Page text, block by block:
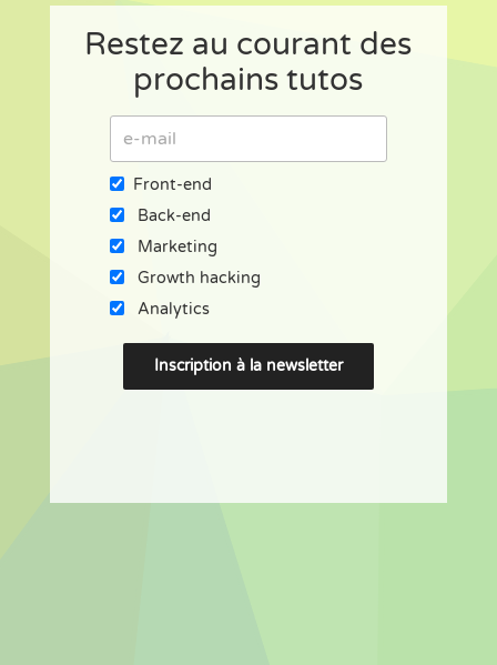
Restez au courant des
prochains tutos
Front-end
Back-end
Marketing
Growth hacking
Analytics